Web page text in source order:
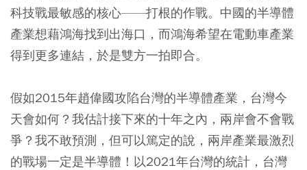
科技戰最敏感的核心——打根的作戰。中國的半導體
產業想藉鴻海找到出海口，而鴻海希望在電動車產業
得到更多連結，於是雙方一拍即合。
假如2015年趙偉國攻陷台灣的半導體產業，台灣今
天會如何？我估計接下來的十年之內，兩岸會不會戰
爭？我不敢預測，但可以篤定的說，兩岸產業最激烈
的戰場一定是半導體！以2021年台灣的統計，台灣